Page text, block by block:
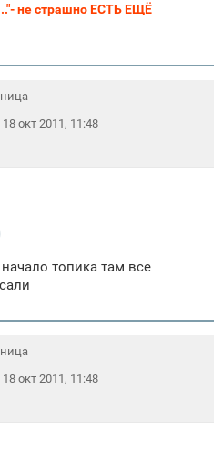
не страшно ЕСТЬ ЕЩЁ
18 окт 2011, 11:48
топика там все
18 окт 2011, 11:48